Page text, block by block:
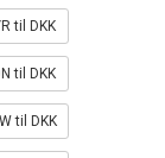
til DKK
til DKK
til DKK